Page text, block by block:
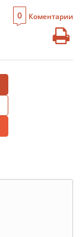
0 Коментарии